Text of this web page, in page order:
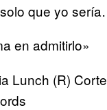
que yo
en admitirlo»
Lunch (R)